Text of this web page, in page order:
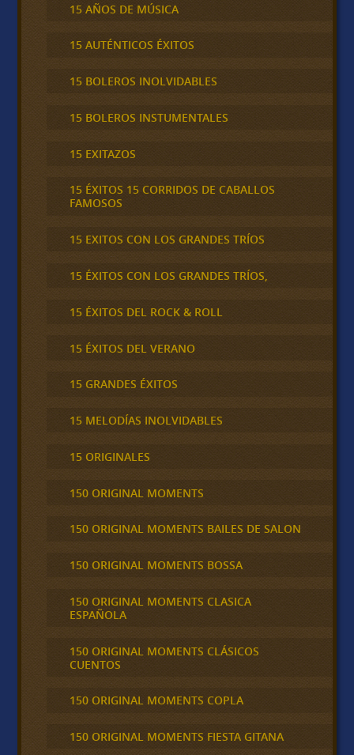
15 AÑOS DE MÚSICA
15 AUTÉNTICOS ÉXITOS
15 BOLEROS INOLVIDABLES
15 BOLEROS INSTUMENTALES
15 EXITAZOS
15 ÉXITOS 15 CORRIDOS DE CABALLOS
FAMOSOS
15 EXITOS CON LOS GRANDES TRÍOS
15 ÉXITOS CON LOS GRANDES TRÍOS,
15 ÉXITOS DEL ROCK & ROLL
15 ÉXITOS DEL VERANO
15 GRANDES ÉXITOS
15 MELODÍAS INOLVIDABLES
15 ORIGINALES
150 ORIGINAL MOMENTS
150 ORIGINAL MOMENTS BAILES DE SALON
150 ORIGINAL MOMENTS BOSSA
150 ORIGINAL MOMENTS CLASICA
ESPAÑOLA
150 ORIGINAL MOMENTS CLÁSICOS
CUENTOS
150 ORIGINAL MOMENTS COPLA
150 ORIGINAL MOMENTS FIESTA GITANA